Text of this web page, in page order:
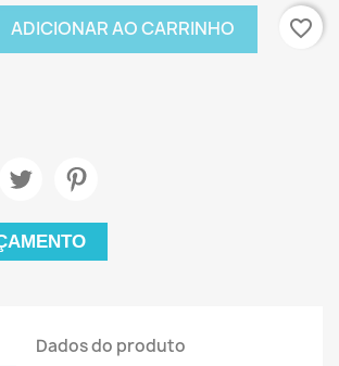
ADICIONAR AO CARRINHO favorite_border
Dados do produto